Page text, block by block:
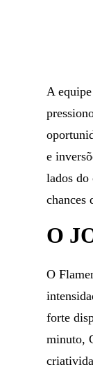
A
e
lados do
chances
O
O
forte
minuto,